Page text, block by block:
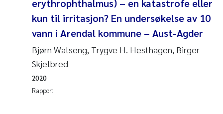
Jens Vedal
Louise Valestrand
Maria Thérése Hultman
Peter Stig Hansen
erythrophthalmus) – en katastrofe eller
kun til irritasjon? En undersøkelse av 10
vann i Arendal kommune – Aust-Agder
Bjørn Walseng, Trygve H. Hesthagen, Birger
Skjelbred
Rapport
2020